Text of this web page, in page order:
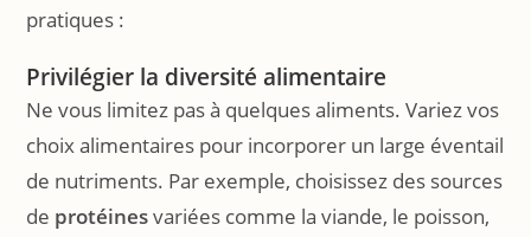
pratiques :
Privilégier la diversité alimentaire
Ne vous limitez pas à quelques aliments. Variez vos
choix alimentaires pour incorporer un large éventail
de nutriments. Par exemple, choisissez des sources
de protéinesvariées comme la viande, le poisson,